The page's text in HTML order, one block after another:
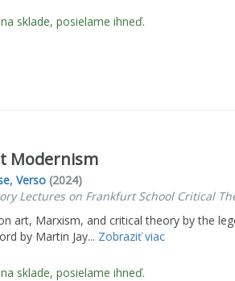
sklade, posielame ihneď.
Modernism
, Verso(2024)
Lectures on Frankfurt School Critical
art, Marxism, and critical theory by the
by Martin Jay... Zobraziť viac
sklade, posielame ihneď.